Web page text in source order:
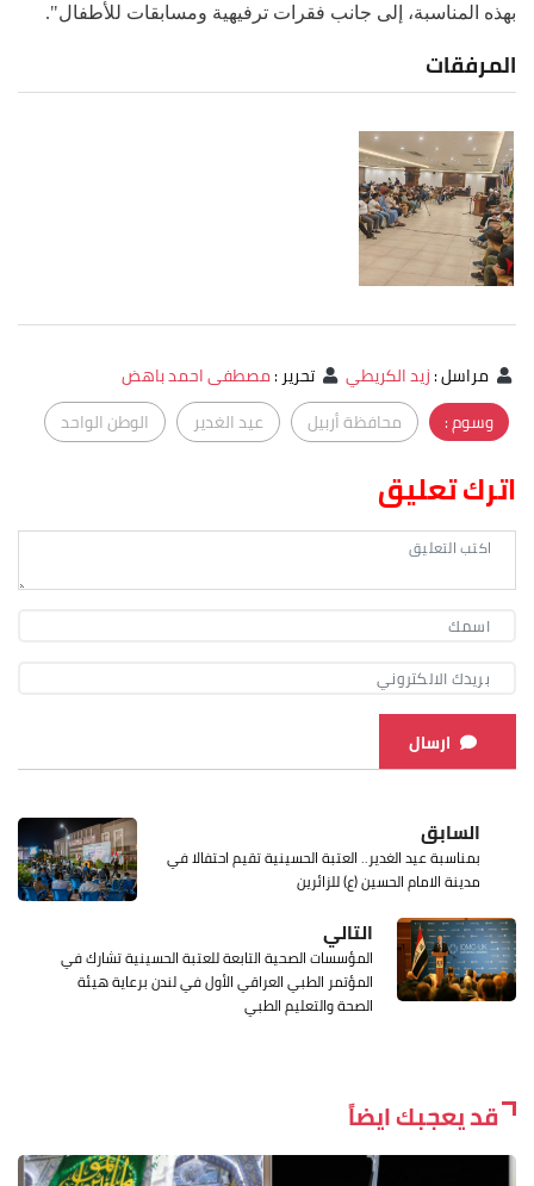
بهذه المناسبة، إلى جانب فقرات ترفيهية ومسابقات للأطفال".
المرفقات
مراسل:زيد الكريطي تحرير:مصطفى احمد باهض
وسوم :
محافظة أربيل عيد الغدير الوطن الواحد
اترك تعليق
ارسال
السابق
بمناسبة عيد الغدير.. العتبة الحسينية تقيم احتفالا في
مدينة الامام الحسين (ع) للزائرين
التالي
المؤسسات الصحية التابعة للعتبة الحسينية تشارك في
المؤتمر الطبي العراقي الأول في لندن برعاية هيئة
الصحة والتعليم الطبي
قد يعجبك ايضاً